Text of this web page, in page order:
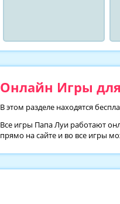
Онлайн Игры
В этом разделе находятся
Все игры Папа Луи работают
прямо на сайте и во все игры